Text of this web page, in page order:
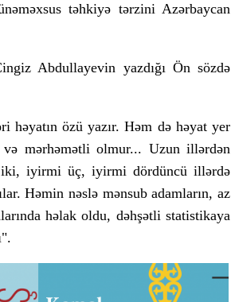
təhkiyə tərzini Azərbaycan
Abdullayevin yazdığı Ön sözdə
həyatın özü yazır. Həm də həyat yer
mərhəmətli olmur... Uzun illərdən
iyirmi üç, iyirmi dördüncü illərdə
Həmin nəslə mənsub adamların, az
həlak oldu, dəhşətli statistikaya